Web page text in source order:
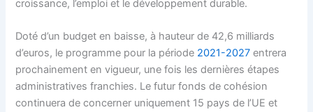
croissance, l’emploi et le développement durable.
Doté d’un budget en baisse, à hauteur de 42,6 milliards
d’euros, le programme pour la période 2021-2027 entrera
prochainement en vigueur, une fois les dernières étapes
administratives franchies. Le futur fonds de cohésion
continuera de concerner uniquement 15 pays de l’UE et